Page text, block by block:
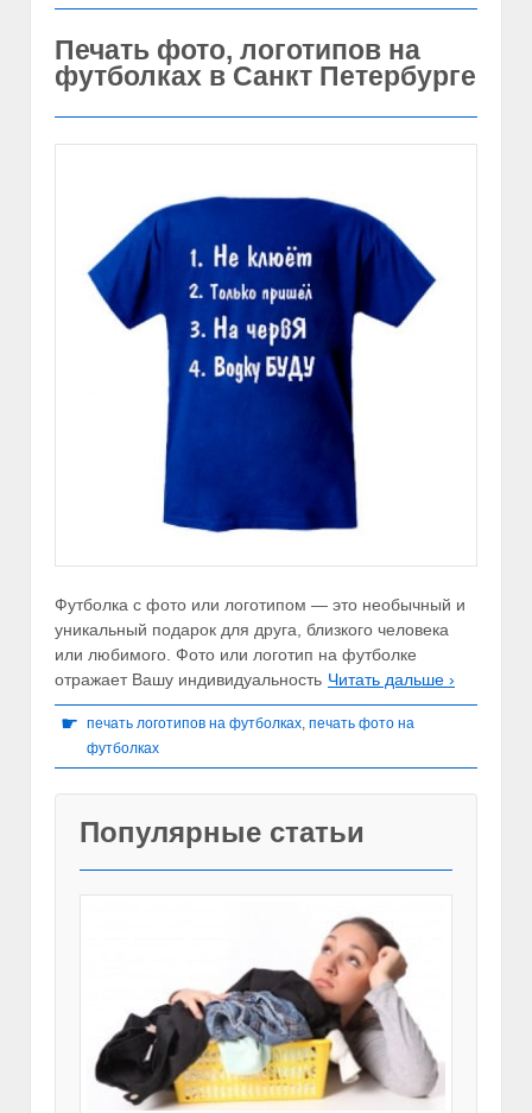
Печать фото, логотипов на
футболках в Санкт Петербурге
Футболка с фото или логотипом — это необычный и
уникальный подарок для друга, близкого человека
или любимого. Фото или логотип на футболке
отражает Вашу индивидуальность Читать дальше ›
☛ печать логотипов на футболках, печать фото на
футболках
Популярные статьи